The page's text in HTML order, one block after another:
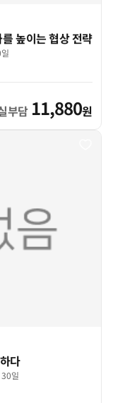
높이는 협상 전략
부담 11,880원
다
일